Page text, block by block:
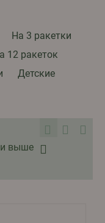
На 3 ракетки
12 ракеток
Детские
выше